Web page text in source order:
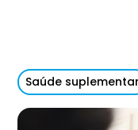
Saúde suplementar